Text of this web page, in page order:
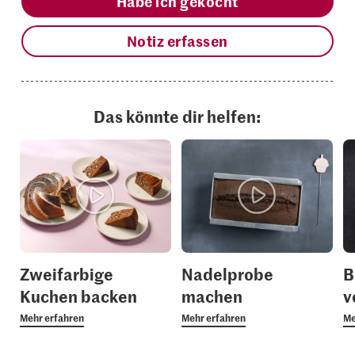
Notiz erfassen
Das könnte dir helfen:
Zweifarbige
Kuchen backen
Mehr erfahren
Nadelprobe
machen
Mehr erfahren